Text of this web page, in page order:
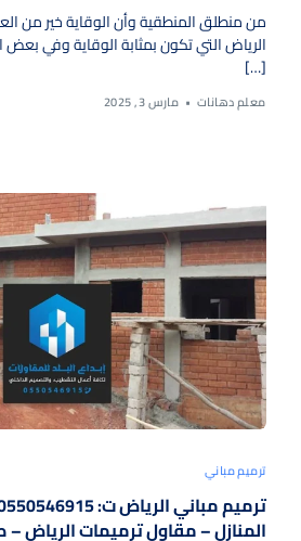
من منطلق المنطقية وأن الوقاية خير من
الرياض التي تكون بمثابة الوقاية وفي بعض
[…]
معلم دهانات مارس 3, 2025
ترميم مباني
المنازل – مقاول ترميمات الرياض